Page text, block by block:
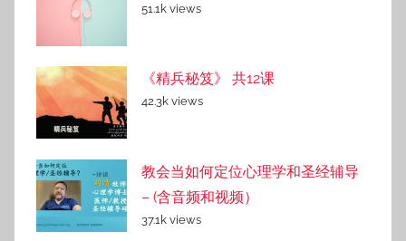
51.1k views
《精兵秘笈》 共12课
42.3k views
教会当如何定位心理学和圣经辅导
– (含音频和视频）
37.1k views